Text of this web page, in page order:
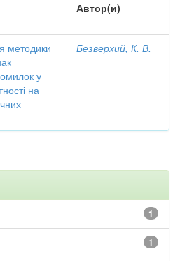
Автор(и)
методики
у
на
Безверхий, К. В.
1
1